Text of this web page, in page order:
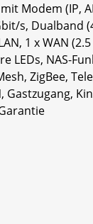
Modem (IP,
s, Dualband
1 x WAN
LEDs, NAS-
ZigBee,
Gastzugang,